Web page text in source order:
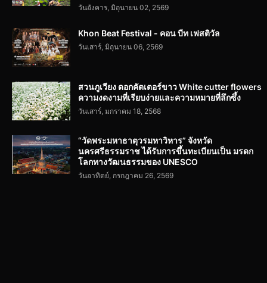
วันอังคาร, มิถุนายน 02, 2569
Khon Beat Festival - คอน บีท เฟสติวัล
วันเสาร์, มิถุนายน 06, 2569
สวนภูเวียง ดอกคัตเตอร์ขาว White cutter flowers
ความงดงามที่เรียบง่ายและความหมายที่ลึกซึ้ง
วันเสาร์, มกราคม 18, 2568
“วัดพระมหาธาตุวรมหาวิหาร” จังหวัด
นครศรีธรรมราช ได้รับการขึ้นทะเบียนเป็น มรดก
โลกทางวัฒนธรรมของ UNESCO
วันอาทิตย์, กรกฎาคม 26, 2569